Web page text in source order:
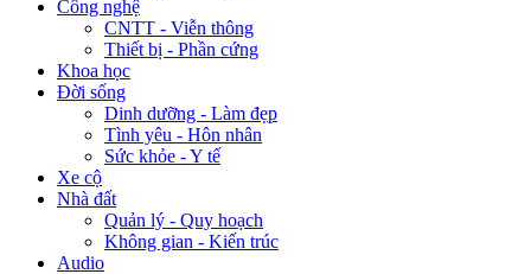
Công nghệ
CNTT - Viễn thông
Thiết bị - Phần cứng
Khoa học
Đời sống
Dinh dưỡng - Làm đẹp
Tình yêu - Hôn nhân
Sức khỏe - Y tế
Xe cộ
Nhà đất
Quản lý - Quy hoạch
Không gian - Kiến trúc
Audio